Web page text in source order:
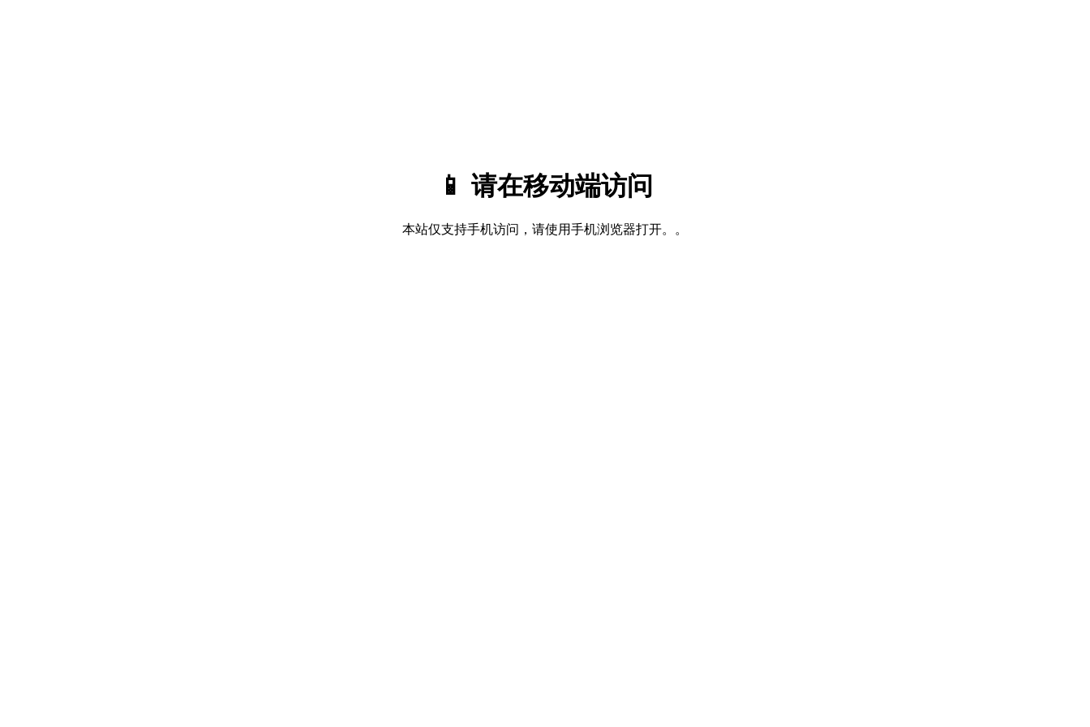
📱 请在移动端访问
本站仅支持手机访问，请使用手机浏览器打开。。